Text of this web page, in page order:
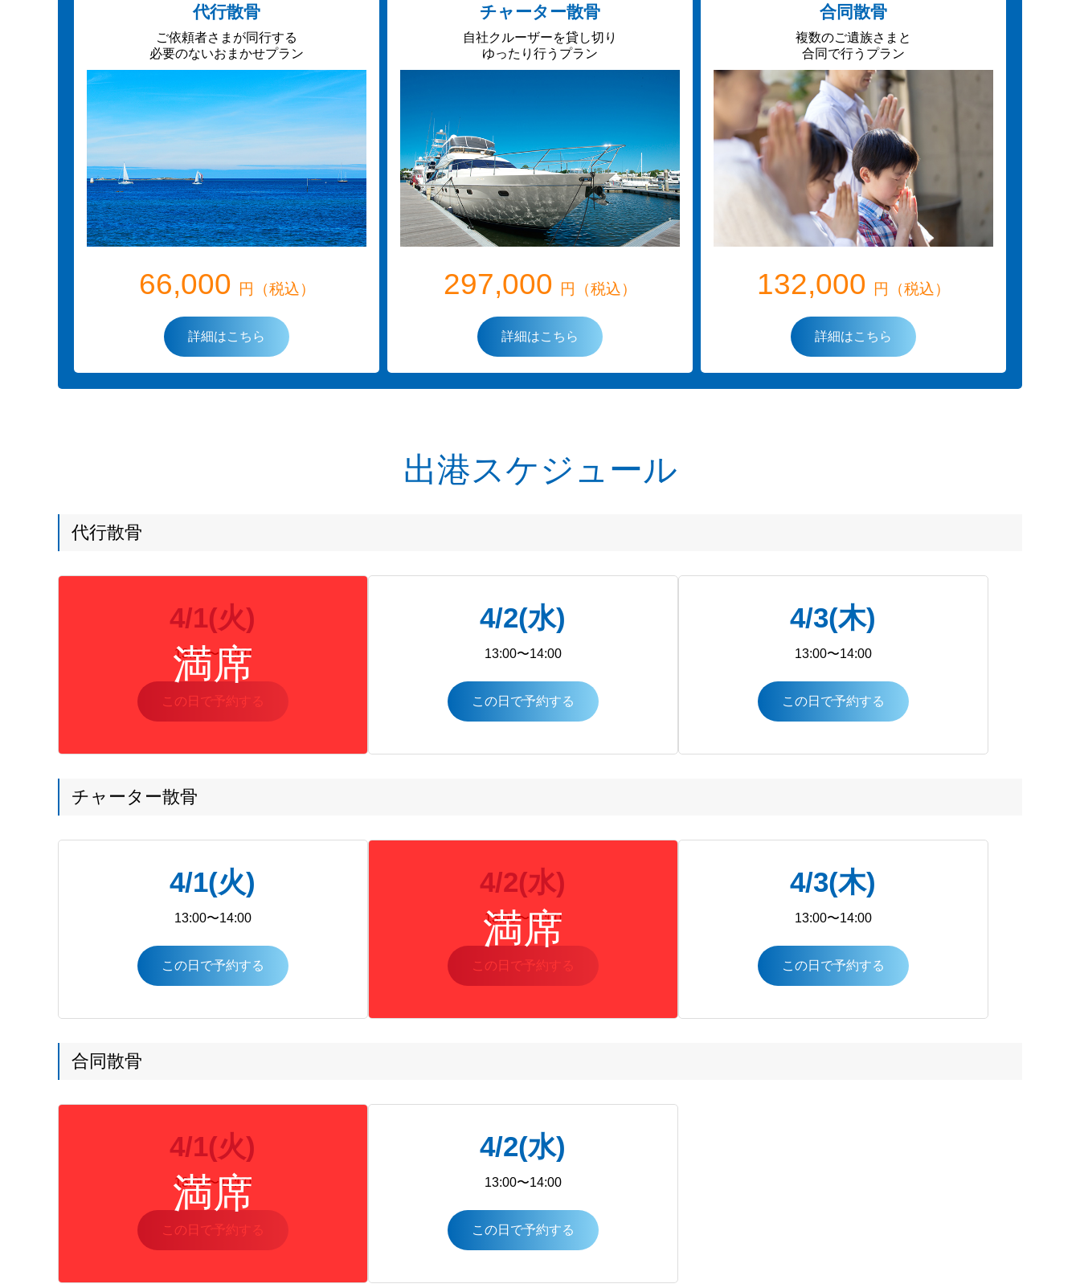
代行散骨
ご依頼者さまが同行する
必要のないおまかせプラン
66,000 円（税込）
詳細はこちら
チャーター散骨
自社クルーザーを貸し切り
ゆったり行うプラン
297,000 円（税込）
詳細はこちら
合同散骨
複数のご遺族さまと
合同で行うプラン
132,000 円（税込）
詳細はこちら
出港スケジュール
代行散骨
4/1(火)
13:00〜14:00
この日で予約する
4/2(水)
13:00〜14:00
この日で予約する
4/3(木)
13:00〜14:00
この日で予約する
チャーター散骨
4/1(火)
13:00〜14:00
この日で予約する
4/2(水)
13:00〜14:00
この日で予約する
4/3(木)
13:00〜14:00
この日で予約する
合同散骨
4/1(火)
13:00〜14:00
この日で予約する
4/2(水)
13:00〜14:00
この日で予約する